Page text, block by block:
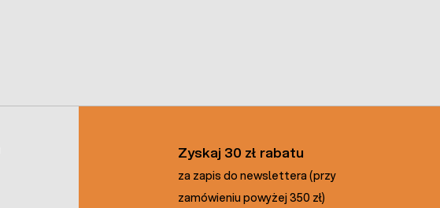
Zyskaj 30 zł rabatu
za zapis do newslettera (przy
zamówieniu powyżej 350 zł)